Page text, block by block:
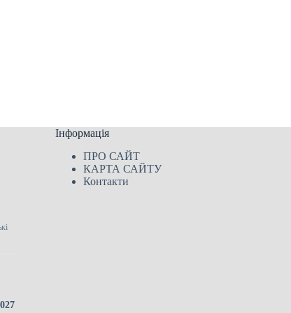
Інформація
ПРО САЙТ
КАРТА САЙТУ
Контакти